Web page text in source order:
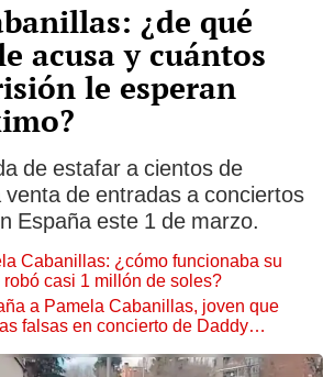
¿de qué
acusa y cuántos
le esperan
de estafar a cientos de
venta de entradas a conciertos
España este 1 de marzo.
Cabanillas: ¿cómo funcionaba su
robó casi 1 millón de soles?
a Pamela Cabanillas, joven que
falsas en concierto de Daddy